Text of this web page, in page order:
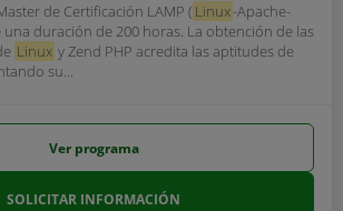
de Certificación LAMP ( Linux-Apache-
una duración de 200 horas. La obtención de las
Linux y Zend PHP acredita las aptitudes de
su...
Ver programa
SOLICITAR INFORMACIÓN